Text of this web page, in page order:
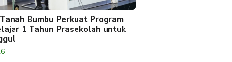
Bumbu Perkuat Program
1 Tahun Prasekolah untuk